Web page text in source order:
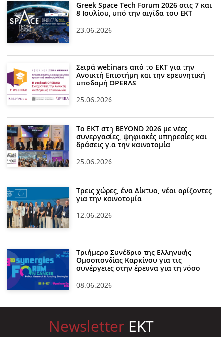
Greek Space Tech Forum 2026 στις 7 και
8 Ιουλίου, υπό την αιγίδα του ΕΚΤ
23.06.2026
Σειρά webinars από το ΕΚΤ για την
Ανοικτή Επιστήμη και την ερευνητική
υποδομή OPERAS
25.06.2026
Το ΕΚΤ στη BEYOND 2026 με νέες
συνεργασίες, ψηφιακές υπηρεσίες και
δράσεις για την καινοτομία
25.06.2026
Τρεις χώρες, ένα Δίκτυο, νέοι ορίζοντες
για την καινοτομία
12.06.2026
Τριήμερο Συνέδριο της Ελληνικής
Ομοσπονδίας Καρκίνου για τις
συνέργειες στην έρευνα για τη νόσο
08.06.2026
Newsletter EKT